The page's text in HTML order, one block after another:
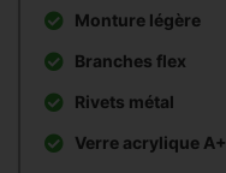
Monture légère
Branches flex
Rivets métal
Verre acrylique A+